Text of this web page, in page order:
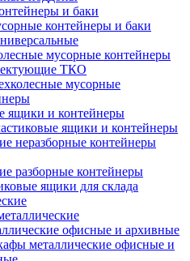
и баки
контейнеры и баки
мусорные контейнеры
ТКО
мусорные
ящики и контейнеры
ящики и контейнеры
неразборные контейнеры
разборные контейнеры
ящики для склада
офисные и архивные
металлические офисные и